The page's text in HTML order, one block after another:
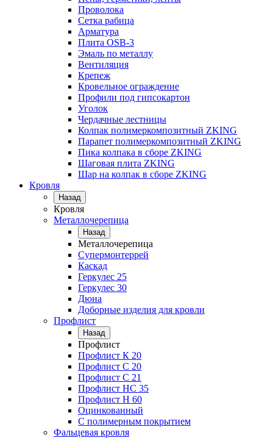
Проволока
Сетка рабица
Арматура
Плита OSB-3
Эмаль по металлу
Вентиляция
Крепеж
Кровельное ограждение
Профили под гипсокартон
Уголок
Чердачные лестницы
Колпак полимеркомпозитный ZKING
Парапет полимеркомпозитный ZKING
Пика колпака в сборе ZKING
Шаговая плита ZKING
Шар на колпак в сборе ZKING
Кровля
Назад
Кровля
Металлочерепица
Назад
Металлочерепица
Супермонтеррей
Каскад
Геркулес 25
Геркулес 30
Дюна
Доборные изделия для кровли
Профлист
Назад
Профлист
Профлист К 20
Профлист С 20
Профлист C 21
Профлист НС 35
Профлист Н 60
Оцинкованный
С полимерным покрытием
Фальцевая кровля